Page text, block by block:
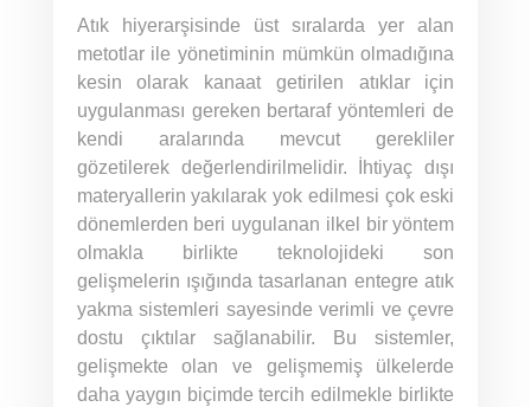
Atık hiyerarşisinde üst sıralarda yer alan
metotlar ile yönetiminin mümkün olmadığına
kesin olarak kanaat getirilen atıklar için
uygulanması gereken bertaraf yöntemleri de
kendi aralarında mevcut gerekliler
gözetilerek değerlendirilmelidir. İhtiyaç dışı
materyallerin yakılarak yok edilmesi çok eski
dönemlerden beri uygulanan ilkel bir yöntem
olmakla birlikte teknolojideki son
gelişmelerin ışığında tasarlanan entegre atık
yakma sistemleri sayesinde verimli ve çevre
dostu çıktılar sağlanabilir. Bu sistemler,
gelişmekte olan ve gelişmemiş ülkelerde
daha yaygın biçimde tercih edilmekle birlikte